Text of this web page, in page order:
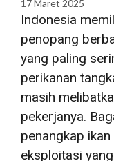
17 Maret 2025
Indonesia
penopang
yang paling
perikanan
masih
pekerjanya.
penangkap
eksploitasi